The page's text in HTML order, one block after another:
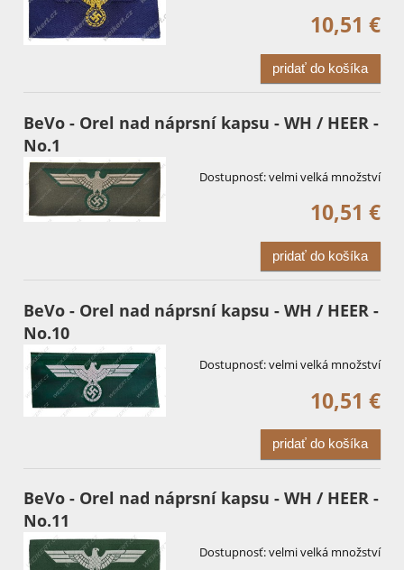
10,51 €
pridať do košíka
BeVo - Orel nad náprsní kapsu - WH / HEER -
No.1
Dostupnosť:velmi velká množství
10,51 €
pridať do košíka
BeVo - Orel nad náprsní kapsu - WH / HEER -
No.10
Dostupnosť:velmi velká množství
10,51 €
pridať do košíka
BeVo - Orel nad náprsní kapsu - WH / HEER -
No.11
Dostupnosť:velmi velká množství